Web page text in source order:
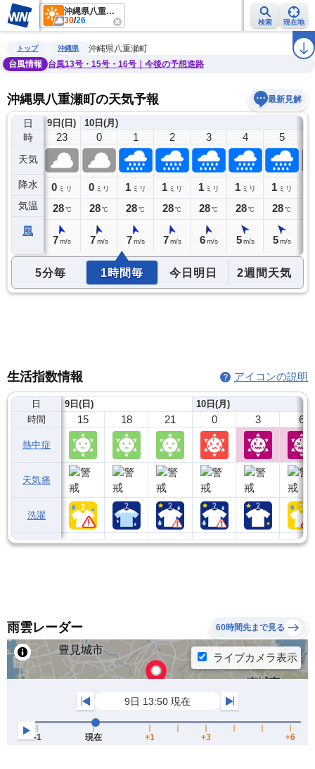
沖縄県八重瀬町
30/26 検索 現在地
雨雲レーダー 台風情報 地震情報 ラ
トップ 沖縄県
沖縄県八重瀬町
台風情報
台風13号・15号・16号｜今後の予想進路
沖縄県八重瀬町の天気予報 最新見解
日
時
天気
降水
気温
風
9日(日)
22
0ミリ
28℃
23
0 ミリ
28 ℃
7m/s
10日(月)
0
0 ミリ
28℃
7 m/s
1
1 ミリ
28℃
7 m/s
2
1 ミリ
28℃
7 m/s
3
1 ミリ
28℃
6 m/s
4
1 ミリ
28℃
5 m/s
5
1 ミリ
28℃
5 m/s
5分毎 1時間毎 今日明日 2週間天気
生活指数情報 アイコンの説明
日
時間
熱中症
天気痛
洗濯
9日(日)
15 18 21
10日(月)
0 3 6
雨雲レーダー 60時間先まで見る